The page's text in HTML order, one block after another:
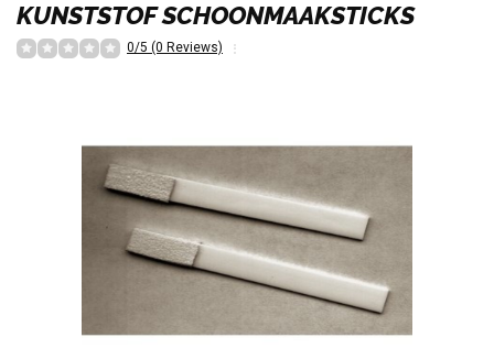
KUNSTSTOF SCHOONMAAKSTICKS
0/5 (0 Reviews)